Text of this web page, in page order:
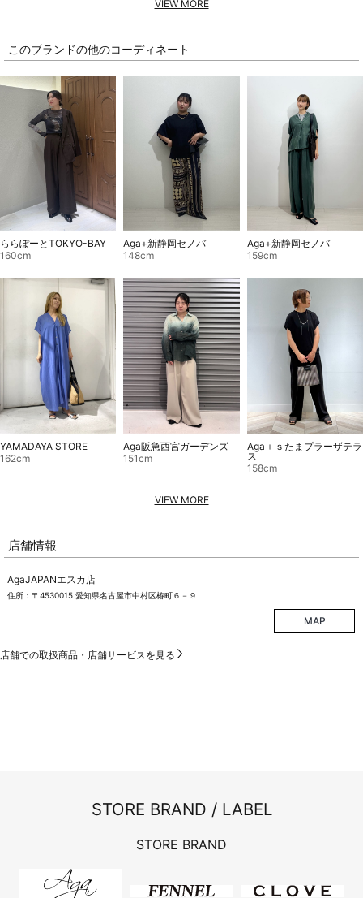
VIEW MORE
このブランドの他のコーディネート
ららぽーとTOKYO-BAY
160cm
Aga+新静岡セノバ
148cm
Aga+新静岡セノバ
159cm
YAMADAYA STORE
162cm
Aga阪急西宮ガーデンズ
151cm
Aga＋ｓたまプラーザテラ
ス
158cm
VIEW MORE
店舗情報
AgaJAPANエスカ店
住所：〒4530015 愛知県名古屋市中村区椿町６－９
MAP
店舗での取扱商品・店舗サービスを見る
STORE BRAND / LABEL
STORE BRAND